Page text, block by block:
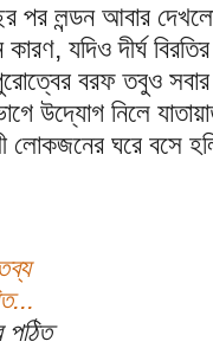
পর লন্ডন আবার দেখলো
কারণ, যদিও দীর্ঘ
বরফ তবুও
উদ্যোগ নিলে
লোকজনের ঘরে বসে
পঠিত